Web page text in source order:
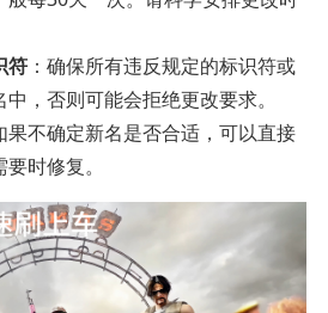
符 ：确保所有违反规定的标识符或
，否则可能会拒绝更改要求。
果不确定新名是否合适，可以直接
时修复。